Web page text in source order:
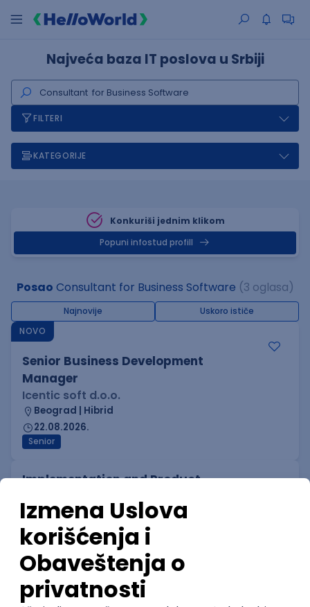
Najveća baza IT poslova u Srbiji
FILTERI
KATEGORIJE
Konkuriši jednim klikom
Popuni infostud profill
Posao Consultant for Business Software (3 oglasa)
Najnovije
Uskoro ističe
NOVO
Senior Business Development
Manager
Icentic soft d.o.o.
Beograd | Hibrid
22.08.2026.
Senior
Implementation and Product
Unifiedpost Solutions d.o.o.
5
Beograd | Hibrid
21.08.2026.
SaaS